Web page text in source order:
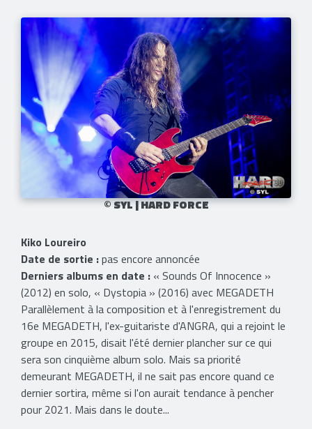
© SYL | HARD FORCE​
Kiko Loureiro
Date de sortie :pas encore annoncée
Derniers albums en date : « Sounds Of Innocence »
(2012) en solo, « Dystopia » (2016) avec MEGADETH
Parallèlement à la composition et à l'enregistrement du
16e MEGADETH, l'ex-guitariste d'ANGRA, qui a rejoint le
groupe en 2015, disait l'été dernier plancher sur ce qui
sera son cinquième album solo. Mais sa priorité
demeurant MEGADETH, il ne sait pas encore quand ce
dernier sortira, même si l'on aurait tendance à pencher
pour 2021. Mais dans le doute...